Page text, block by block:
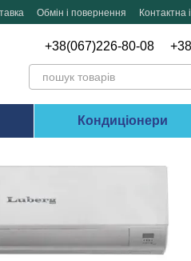
Обмін і повернення Контактна
+38(067)226-80-08
Кондиціонери